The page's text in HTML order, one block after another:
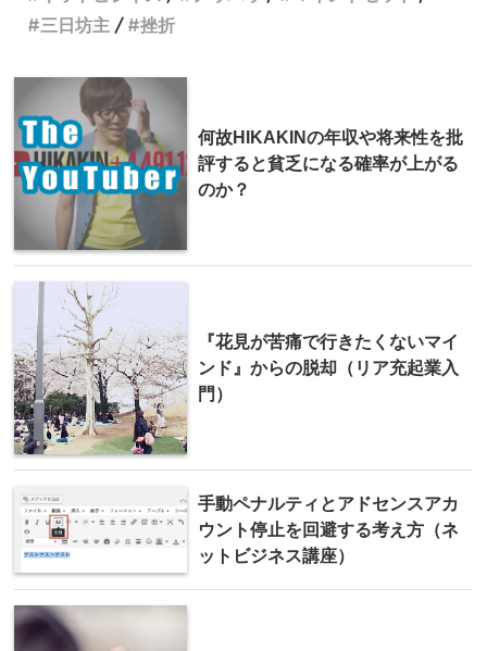
三日坊主
挫折
何故HIKAKINの年収や将来性を批
評すると貧乏になる確率が上がる
のか？
『花見が苦痛で行きたくないマイ
ンド』からの脱却（リア充起業入
門）
手動ペナルティとアドセンスアカ
ウント停止を回避する考え方（ネ
ットビジネス講座）